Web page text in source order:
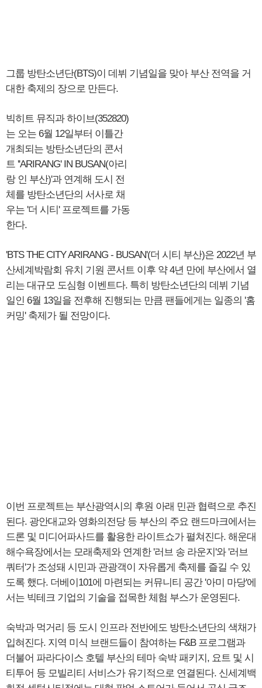
그룹 방탄소년단(BTS)이 데뷔 기념일을 맞아 부산 전역을 거
대한 축제의 장으로 만든다.
빅히트 뮤직과 하이브(352820)
는 오는 6월 12일부터 이틀간
개최되는 방탄소년단의 콘서
트 ''ARIRANG' IN BUSAN(아리
랑 인 부산)'과 연계해 도시 전
체를 방탄소년단의 서사로 채
우는 '더 시티' 프로젝트를 가동
한다.
'BTS THE CITY ARIRANG - BUSAN'(더 시티 부산)은 2022년 부
산세계박람회 유치 기원 콘서트 이후 약 4년 만에 부산에서 열
리는 대규모 도심형 이벤트다. 특히 방탄소년단의 데뷔 기념
일인 6월 13일을 전후해 진행되는 만큼 팬들에게는 일종의 '홈
커밍' 축제가 될 전망이다.
이번 프로젝트는 부산광역시의 후원 아래 민관 협력으로 추진
된다. 광안대교와 영화의전당 등 부산의 주요 랜드마크에서는
드론 및 미디어파사드를 활용한 라이트쇼가 펼쳐진다. 해운대
해수욕장에서는 모래축제와 연계한 '러브 송 라운지'와 '러브
쿼터'가 조성돼 시민과 관광객이 자유롭게 축제를 즐길 수 있
도록 했다. 더베이101에 마련되는 커뮤니티 공간 '아미 마당'에
서는 빅테크 기업의 기술을 접목한 체험 부스가 운영된다.
숙박과 먹거리 등 도시 인프라 전반에도 방탄소년단의 색채가
입혀진다. 지역 미식 브랜드들이 참여하는 F&B 프로그램과
더불어 파라다이스 호텔 부산의 테마 숙박 패키지, 요트 및 시
티투어 등 모빌리티 서비스가 유기적으로 연결된다. 신세계백